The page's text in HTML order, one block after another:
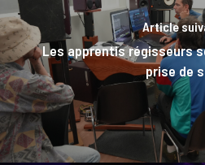
Article
Les apprentis régisseurs
prise de